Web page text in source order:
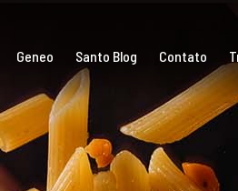
Geneo Santo Blog Contato